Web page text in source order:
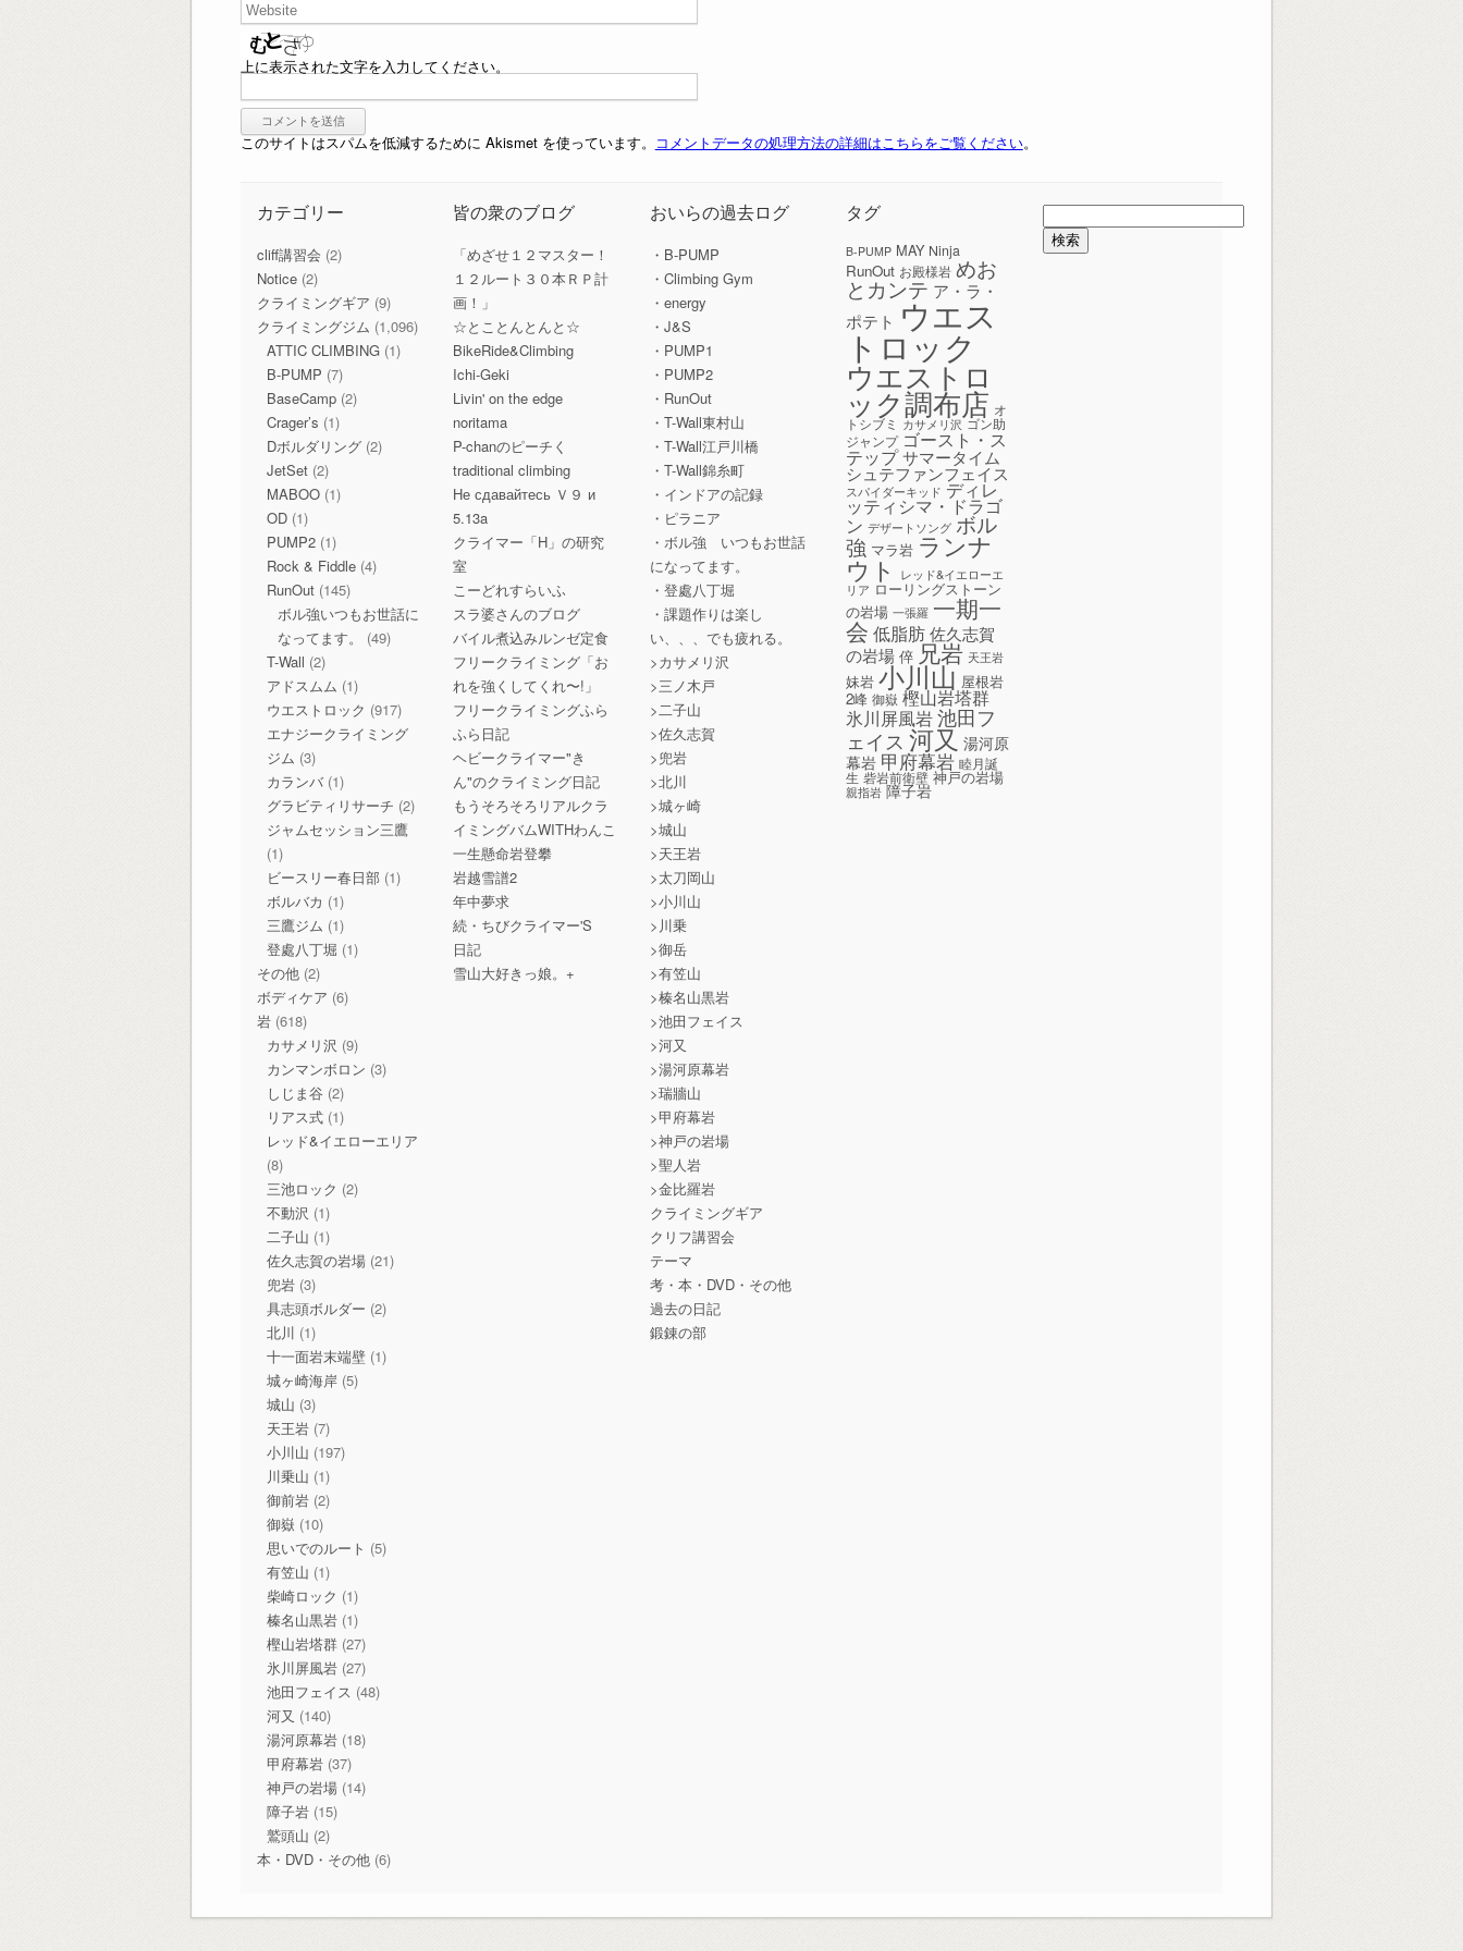
上に表示された文字を入力してください。
このサイトはスパムを低減するために Akismet を使っています。 コメントデータの処理方法の詳細はこちらをご覧ください。
カテゴリー
cliff講習会 (2)
Notice(2)
クライミングギア (9)
クライミングジム (1,096)
ATTIC CLIMBING (1)
B-PUMP (7)
BaseCamp (2)
Crager’s (1)
Dボルダリング (2)
JetSet (2)
MABOO (1)
OD (1)
PUMP2 (1)
Rock & Fiddle (4)
RunOut (145)
ボル強いつもお世話に
なってます。
(49)
T-Wall (2)
アドスムム (1)
ウエストロック (917)
エナジークライミング
ジム (3)
カランバ (1)
グラビティリサーチ (2)
ジャムセッション三鷹
(1)
ビースリー春日部 (1)
ボルバカ (1)
三鷹ジム (1)
登處八丁堀 (1)
その他(2)
ボディケア (6)
岩(618)
カサメリ沢 (9)
カンマンボロン (3)
しじま谷 (2)
リアス式 (1)
レッド&イエローエリア
(8)
三池ロック (2)
不動沢 (1)
二子山 (1)
佐久志賀の岩場 (21)
兜岩 (3)
具志頭ボルダー (2)
北川 (1)
十一面岩末端壁 (1)
城ヶ崎海岸 (5)
城山 (3)
天王岩 (7)
小川山 (197)
川乗山 (1)
御前岩 (2)
御嶽 (10)
思いでのルート (5)
有笠山 (1)
柴崎ロック (1)
榛名山黒岩 (1)
樫山岩塔群 (27)
氷川屏風岩 (27)
池田フェイス (48)
河又 (140)
湯河原幕岩 (18)
甲府幕岩 (37)
神戸の岩場 (14)
障子岩 (15)
鷲頭山 (2)
本・DVD・その他(6)
皆の衆のブログ
「めざせ１２マスター！
１２ルート３０本ＲＰ計
画！」
☆とことんとんと☆
BikeRide&Climbing
Ichi-Geki
Livin' on the edge
noritama
P-chanのピーチく
traditional climbing
Не сдавайтесь Ｖ９ и
5.13a
クライマー「H」の研究
室
こーどれすらいふ
スラ婆さんのブログ
バイル煮込みルンゼ定食
フリークライミング「お
れを強くしてくれ〜!」
フリークライミングふら
ふら日記
ヘビークライマー"き
ん"のクライミング日記
もうそろそろリアルクラ
イミングバムWITHわんこ
一生懸命岩登攀
岩越雪譜2
年中夢求
続・ちびクライマー'S
日記
雪山大好きっ娘。+
おいらの過去ログ
・B-PUMP
・Climbing Gym
・energy
・J&S
・PUMP1
・PUMP2
・RunOut
・T-Wall東村山
・T-Wall江戸川橋
・T-Wall錦糸町
・インドアの記録
・ピラニア
・ボル強 いつもお世話
になってます。
・登處八丁堀
・課題作りは楽し
い、、、でも疲れる。
>カサメリ沢
>三ノ木戸
>二子山
>佐久志賀
>兜岩
>北川
>城ヶ崎
>城山
>天王岩
>太刀岡山
>小川山
>川乗
>御岳
>有笠山
>榛名山黒岩
>池田フェイス
>河又
>湯河原幕岩
>瑞牆山
>甲府幕岩
>神戸の岩場
>聖人岩
>金比羅岩
クライミングギア
クリフ講習会
テーマ
考・本・DVD・その他
過去の日記
鍛錬の部
タグ
B-PUMP MAY Ninja
RunOut お殿様岩 めお
とカンテ ア・ラ・
ポテト ウエス
トロック
ウエストロ
ック調布店 オ
トシブミ カサメリ沢 ゴン助
ジャンプ ゴースト・ス
テップサマータイム
シュテファンフェイス
スパイダーキッド ディレ
ッティシマ・ドラゴ
ン デザートソング ボル
強 マラ岩 ランナ
ウト
レッド&イエローエ
リア ローリングストーン
の岩場 一張羅 一期一
会低脂肪 佐久志賀
の岩場 倅 兄岩 天王岩
妹岩 小川山 屋根岩
2峰 御嶽 樫山岩塔群
氷川屏風岩池田フ
ェイス 河又湯河原
幕岩 甲府幕岩 睦月誕
生 砦岩前衛壁 神戸の岩場
親指岩 障子岩
検
索: